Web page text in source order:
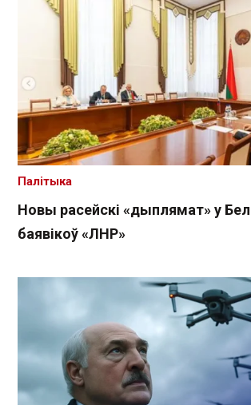
Новы расейскі «дыплямат» у
баявікоў «ЛНР»
Палітыка